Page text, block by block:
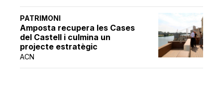
PATRIMONI
Amposta recupera les Cases
del Castell i culmina un
projecte estratègic
ACN